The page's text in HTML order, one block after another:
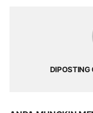
DIPOSTING